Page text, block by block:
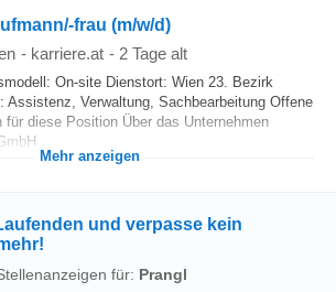
frau (m/w/d)
- karriere.at - 2 Tage alt
On-site Dienstort: Wien 23. Bezirk
Assistenz, Verwaltung, Sachbearbeitung Offene
diese Position Über das Unternehmen
Mehr anzeigen
und verpasse kein
für: Prangl